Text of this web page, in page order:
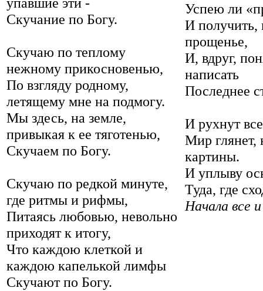
Успею ли
И получить,
прощенье,
И, вдруг,
написать
Последнее
И рухнут
Мир глянет,
картины.
И уплыву
Туда, где
Начала все
Скучание по Богу.
Скучаю по теплому
нежному прикосновенью,
По взгляду родному,
летящему мне на подмогу.
Мы здесь, на земле,
привыкая к ее тяготенью,
Скучаем по Богу.
Скучаю по редкой минуте,
где ритмы и рифмы,
Питаясь любовью, невольно
приходят к итогу,
Что каждою клеткой и
каждою капелькой лимфы
Скучают по Богу.